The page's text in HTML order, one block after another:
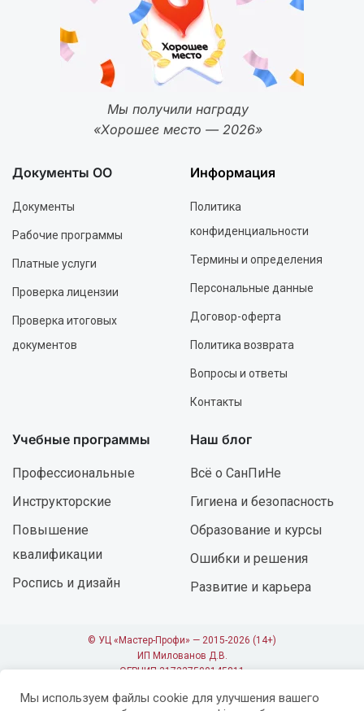
Мы получили награду
«Хорошее место — 2026»
Документы ОО
Документы
Рабочие программы
Платные услуги
Проверка лицензии
Проверка итоговых
документов
Информация
Политика
конфиденциальности
Термины и определения
Персональные данные
Договор-оферта
Политика возврата
Вопросы и ответы
Контакты
Учебные программы
Профессиональные
Инструкторские
Повышение
квалификации
Роспись и дизайн
Наш блог
Всё о СанПиНе
Гигиена и безопасность
Образование и курсы
Ошибки и решения
Развитие и карьера
© УЦ «Мастер-Профи» — 2015-2026 (14+)
ИП Милованов Д.В.
ОГРНИП 317237500145811
Мы используем файлы cookie для улучшения вашего